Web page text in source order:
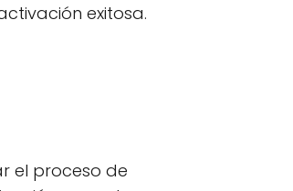
exitosa.
el proceso de